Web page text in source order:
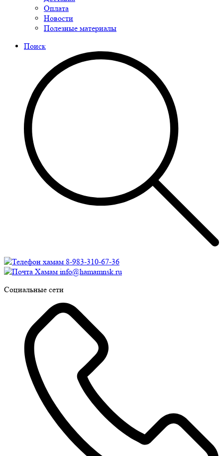
Оплата
Новости
Полезные материалы
Поиск
8-983-310-67-36
info@hamamnsk.ru
Социальные сети